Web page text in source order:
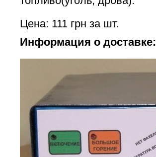
Цена: 111 грн за шт.
Информация о доставке: